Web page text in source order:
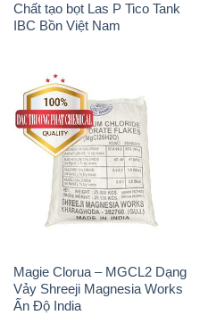
Chất tạo bọt Las P Tico Tank
IBC Bồn Việt Nam
Magie Clorua – MGCL2 Dạng
Vảy Shreeji Magnesia Works
Ấn Độ India